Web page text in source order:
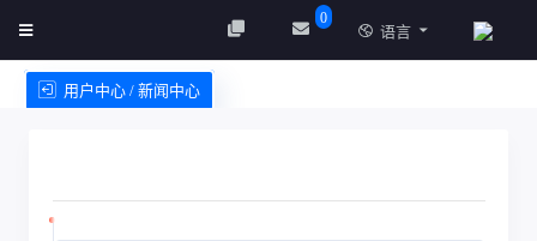
0
语言
用户中心 / 新闻中心